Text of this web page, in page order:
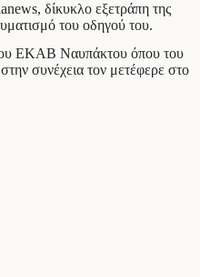
δίκυκλο εξετράπη της
του οδηγού του.
ΕΚΑΒ Ναυπάκτου όπου του
συνέχεια τον μετέφερε στο